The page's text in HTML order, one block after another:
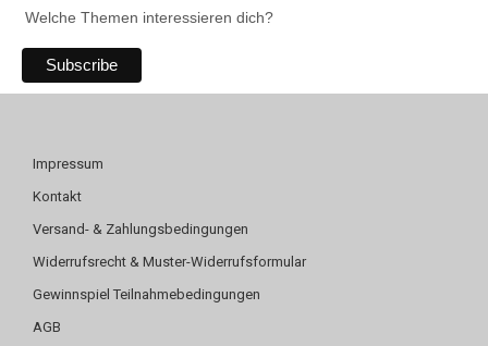
Welche Themen interessieren dich?
Impressum
Kontakt
Versand- & Zahlungsbedingungen
Widerrufsrecht & Muster-Widerrufsformular
Gewinnspiel Teilnahmebedingungen
AGB